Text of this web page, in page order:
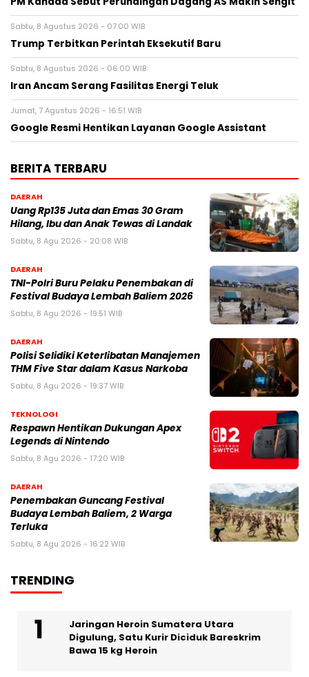
Sabtu, 8 Agustus 2026 - 07:00 WIB
Trump Terbitkan Perintah Eksekutif Baru
Sabtu, 8 Agustus 2026 - 06:00 WIB
Iran Ancam Serang Fasilitas Energi Teluk
Jumat, 7 Agustus 2026 - 16:51 WIB
Google Resmi Hentikan Layanan Google Assistant
BERITA TERBARU
DAERAH
Uang Rp135 Juta dan Emas 30 Gram
Hilang, Ibu dan Anak Tewas di Landak
Sabtu, 8 Agu 2026 - 20:08 WIB
DAERAH
TNI-Polri Buru Pelaku Penembakan di
Festival Budaya Lembah Baliem 2026
Sabtu, 8 Agu 2026 - 19:51 WIB
DAERAH
Polisi Selidiki Keterlibatan Manajemen
THM Five Star dalam Kasus Narkoba
Sabtu, 8 Agu 2026 - 19:37 WIB
TEKNOLOGI
Respawn Hentikan Dukungan Apex
Legends di Nintendo
Sabtu, 8 Agu 2026 - 17:20 WIB
DAERAH
Penembakan Guncang Festival
Budaya Lembah Baliem, 2 Warga
Terluka
Sabtu, 8 Agu 2026 - 16:22 WIB
TRENDING
Jaringan Heroin Sumatera Utara
Digulung, Satu Kurir Diciduk Bareskrim
Bawa 15 kg Heroin